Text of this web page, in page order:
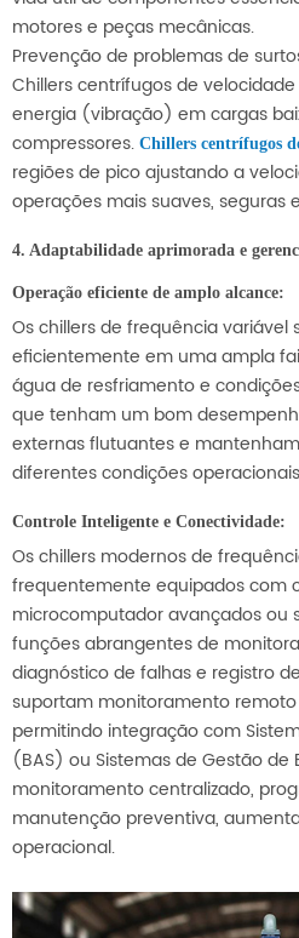
motores e peças mecânicas.
Prevenção de problemas de
Chillers centrífugos de
energia (vibração) em cargas
compressores. Chillers centrífugos
regiões de pico ajustando a
operações mais suaves, seguras
4. Adaptabilidade aprimorada e
Operação eficiente de amplo alcance:
Os chillers de frequência
eficientemente em uma ampla
água de resfriamento e
que tenham um bom
externas flutuantes e
diferentes condições
Controle Inteligente e Conectividade:
Os chillers modernos de
frequentemente equipados com
microcomputador avançados ou
funções abrangentes de
diagnóstico de falhas e registro
suportam monitoramento
permitindo integração com
(BAS) ou Sistemas de Gestão de
monitoramento centralizado,
manutenção preventiva,
operacional.